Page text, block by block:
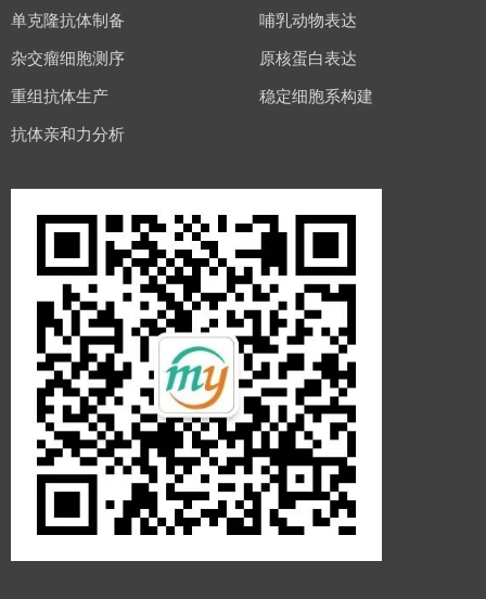
单克隆抗体制备
杂交瘤细胞测序
重组抗体生产
抗体亲和力分析
哺乳动物表达
原核蛋白表达
稳定细胞系构建